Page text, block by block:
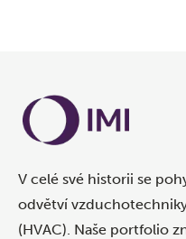
V celé své historii se
odvětví
(HVAC). Naše portfolio